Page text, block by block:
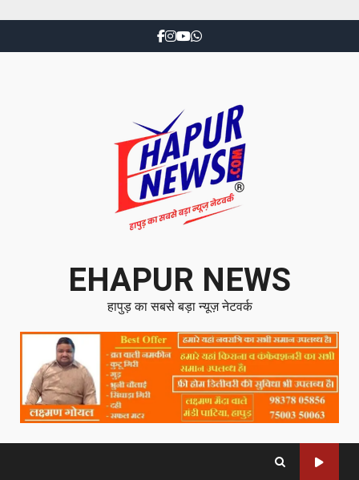
EHAPUR NEWS
हापुड़ का सबसे बड़ा न्यूज़ नेटवर्क